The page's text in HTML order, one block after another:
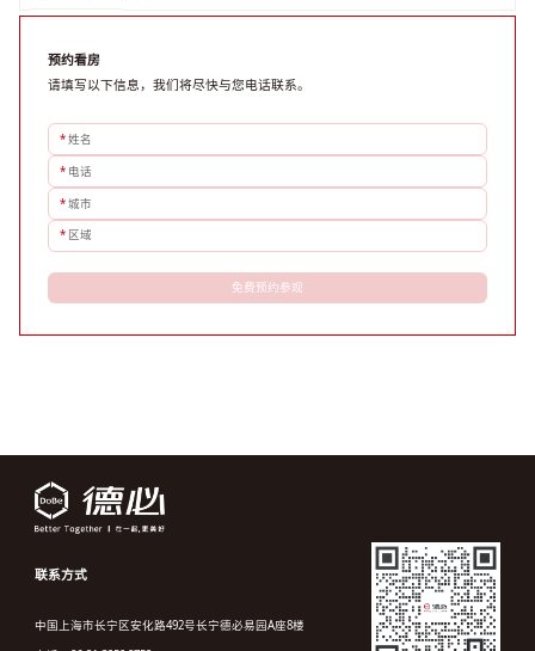
款。选址是综合性战略决策，旨在让办公
预约看房
请填写以下信息，我们将尽快与您电话联系。
*姓名
* 电话
*城市
* 区域
免费预约参观
联系方式
中国上海市长宁区安化路492号长宁德必易园A座8楼